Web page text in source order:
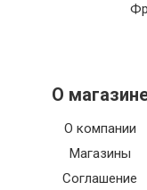
О
О компании
Магазины
Соглашение